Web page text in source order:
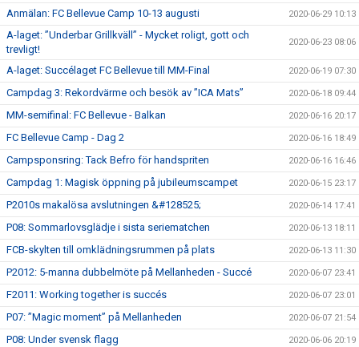
Anmälan: FC Bellevue Camp 10-13 augusti 2020-06-29 10:13
A-laget: ”Underbar Grillkväll” - Mycket roligt, gott och
trevligt!
2020-06-23 08:06
A-laget: Succélaget FC Bellevue till MM-Final 2020-06-19 07:30
Campdag 3: Rekordvärme och besök av ”ICA Mats” 2020-06-18 09:44
MM-semifinal: FC Bellevue - Balkan 2020-06-16 20:17
FC Bellevue Camp - Dag 2 2020-06-16 18:49
Campsponsring: Tack Befro för handspriten 2020-06-16 16:46
Campdag 1: Magisk öppning på jubileumscampet 2020-06-15 23:17
P2010s makalösa avslutningen &#128525; 2020-06-14 17:41
P08: Sommarlovsglädje i sista seriematchen 2020-06-13 18:11
FCB-skylten till omklädningsrummen på plats 2020-06-13 11:30
P2012: 5-manna dubbelmöte på Mellanheden - Succé 2020-06-07 23:41
F2011: Working together is succés 2020-06-07 23:01
P07: ”Magic moment” på Mellanheden 2020-06-07 21:54
P08: Under svensk flagg 2020-06-06 20:19